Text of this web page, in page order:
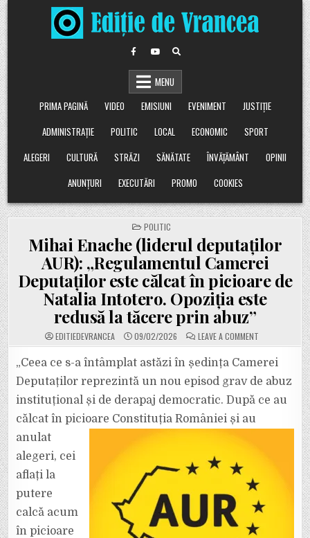
Skip
to
content
MENU
PRIMA PAGINĂ
VIDEO EMISIUNI EVENIMENT
JUSTIȚIE
ADMINISTRAȚIE
POLITIC LOCAL ECONOMIC
SPORT
ALEGERI
CULTURĂ STRĂZI SĂNĂTATE ÎNVĂȚĂMÂNT
OPINII
ANUNȚURI
EXECUTĂRI PROMO COOKIES
POSTED
IN
POLITIC
Mihai Enache (liderul deputaților
AUR): „Regulamentul Camerei
Deputaților este călcat în picioare de
Natalia Intotero. Opoziția este
redusă la tăcere prin abuz”
EDITIEDEVRANCEA 09/02/2026 LEAVE A COMMENTON
MIHAI
(LIDERUL
DEPUTAȚILOR
AUR):
DEPUTAȚILOR
ÎN
REDUSĂ
TĂCERE
PRIN
„Ceea ce s-a întâmplat astăzi în ședința Camerei
Deputaților reprezintă un nou episod grav de abuz
instituțional și de derapaj democratic. După ce au
călcat în picioare Constituția României și au
anulat
alegeri, cei
aflați la
putere
calcă acum
în picioare